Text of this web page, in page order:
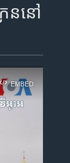
ន​នៅ​
EMBED